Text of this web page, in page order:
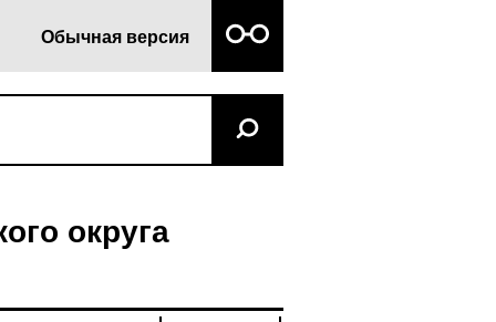
Обычная версия
округа